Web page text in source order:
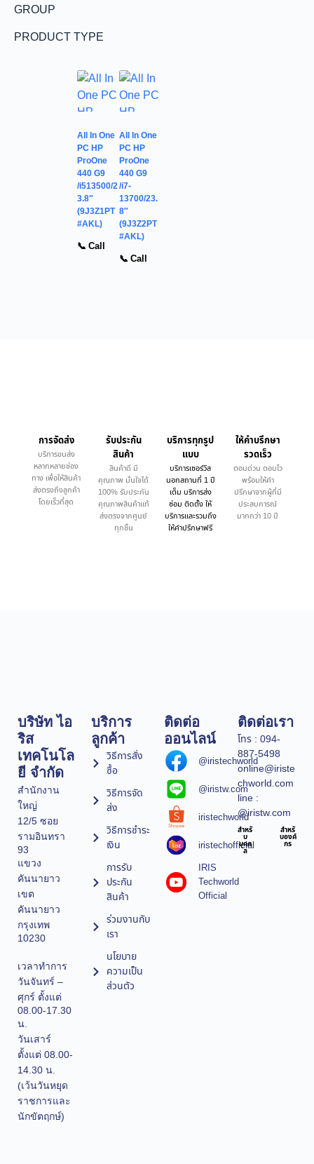
GROUP
PRODUCT TYPE
All In One
PC HP
ProOne
440 G9
/i513500/2
3.8″
(9J3Z1PT
#AKL)
📞 Call
All In One
PC HP
ProOne
440 G9
/i7-
13700/23.
8″
(9J3Z2PT
#AKL)
📞 Call
การจัดส่ง
บริการขนส่ง
หลากหลายช่อง
ทาง เพื่อให้สินค้า
ส่งตรงถึงลูกค้า
โดยเร็วที่สุด
รับประกัน
สินค้า
สินค้าดี มี
คุณภาพ มั่นใจได้
100% รับประกัน
คุณภาพสินค้าแท้
ส่งตรงจากศูนย์
ทุกชิ้น
บริการทุกรูป
แบบ
บริการเซอร์วิส
นอกสถานที่ 1 ปี
เต็ม บริการส่ง
ซ่อม ติดตั้ง ให้
บริการและรวมถึง
ให้คำปรึกษาฟรี
ให้คำบรึกษา
รวดเร็ว
ตอบด่วน ตอบไว
พร้อมให้คำ
ปรึกษาจากผู้ที่มี
ประสบการณ์
มากกว่า 10 ปี
บริษัท ไอ
ริส
เทคโนโล
ยี จำกัด
สำนักงาน
ใหญ่
12/5 ซอย
รามอินทรา
93
แขวง
คันนายาว
เขต
คันนายาว
กรุงเทพ
10230
เวลาทำการ
วันจันทร์ –
ศุกร์ ตั้งแต่
08.00-17.30
น.
วันเสาร์
ตั้งแต่ 08.00-
14.30 น.
(เว้นวันหยุด
ราชการและ
นักขัตฤกษ์)
บริการ
ลูกค้า
วิธีการสั่ง
ซื้อ
วิธีการจัด
ส่ง
วิธีการชำระ
เงิน
การรับ
ประกัน
สินค้า
ร่วมงานกับ
เรา
นโยบาย
ความเป็น
ส่วนตัว
ติดต่อ
ออนไลน์
@iristechworld
@iristw.com
iristechworld
iristechofficial
IRIS
Techworld
Official
ติดต่อเรา
โทร : 094-
887-5498
online@iriste
chworld.com
line :
@iristw.com
สำหรั
บ
บุคค
ล
สำหรั
บองค์
กร